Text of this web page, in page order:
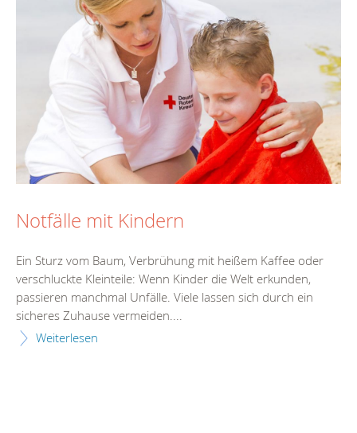
Notfälle mit Kindern
Ein Sturz vom Baum, Verbrühung mit heißem Kaffee oder
verschluckte Kleinteile: Wenn Kinder die Welt erkunden,
passieren manchmal Unfälle. Viele lassen sich durch ein
sicheres Zuhause vermeiden....
Weiterlesen